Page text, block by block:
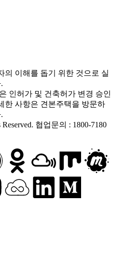
이해를 돕기 위한 것으로 실
인허가 및 건축허가 변경 승인
한 사항은 견본주택을 방문하
협업문의 : 1800-7180